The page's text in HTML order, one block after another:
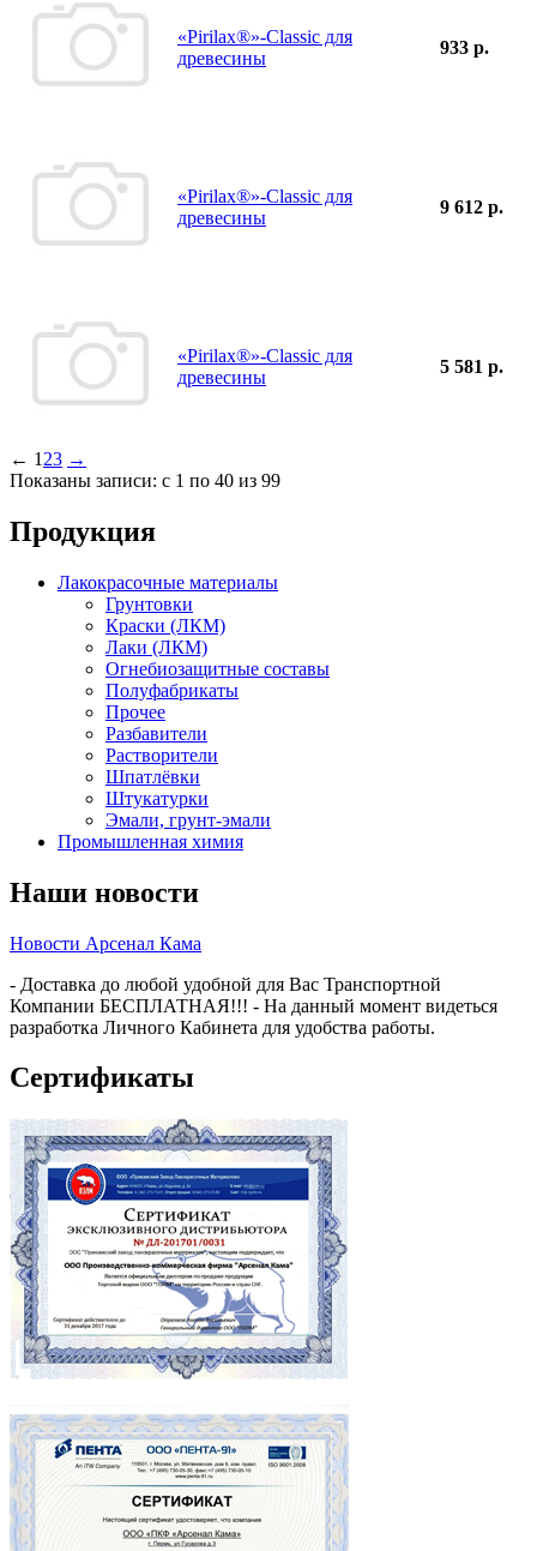
«Pirilax®»-Classic для
древесины
933 р.
«Pirilax®»-Classic для
древесины
9 612 р.
«Pirilax®»-Classic для
древесины
5 581 р.
← 1 23 →
Показаны записи: с 1 по 40 из 99
Продукция
Лакокрасочные материалы
Грунтовки
Краски (ЛКМ)
Лаки (ЛКМ)
Огнебиозащитные составы
Полуфабрикаты
Прочее
Разбавители
Растворители
Шпатлёвки
Штукатурки
Эмали, грунт-эмали
Промышленная химия
Наши новости
Новости Арсенал Кама
- Доставка до любой удобной для Вас Транспортной
Компании БЕСПЛАТНАЯ!!! - На данный момент видеться
разработка Личного Кабинета для удобства работы.
Сертификаты